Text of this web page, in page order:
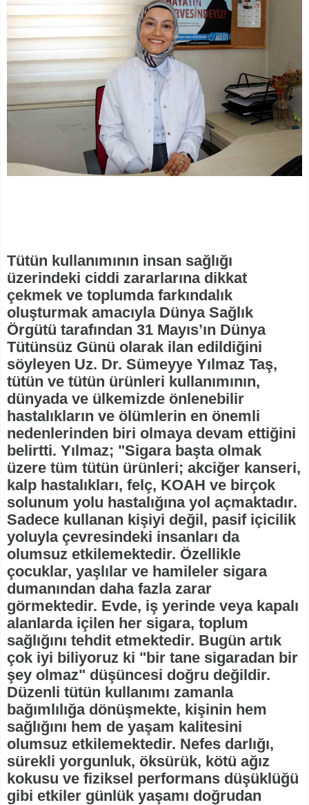
Tütün kullanımının insan sağlığı
üzerindeki ciddi zararlarına dikkat
çekmek ve toplumda farkındalık
oluşturmak amacıyla Dünya Sağlık
Örgütü tarafından 31 Mayıs’ın Dünya
Tütünsüz Günü olarak ilan edildiğini
söyleyen Uz. Dr. Sümeyye Yılmaz Taş,
tütün ve tütün ürünleri kullanımının,
dünyada ve ülkemizde önlenebilir
hastalıkların ve ölümlerin en önemli
nedenlerinden biri olmaya devam ettiğini
belirtti. Yılmaz; "Sigara başta olmak
üzere tüm tütün ürünleri; akciğer kanseri,
kalp hastalıkları, felç, KOAH ve birçok
solunum yolu hastalığına yol açmaktadır.
Sadece kullanan kişiyi değil, pasif içicilik
yoluyla çevresindeki insanları da
olumsuz etkilemektedir. Özellikle
çocuklar, yaşlılar ve hamileler sigara
dumanından daha fazla zarar
görmektedir. Evde, iş yerinde veya kapalı
alanlarda içilen her sigara, toplum
sağlığını tehdit etmektedir. Bugün artık
çok iyi biliyoruz ki "bir tane sigaradan bir
şey olmaz" düşüncesi doğru değildir.
Düzenli tütün kullanımı zamanla
bağımlılığa dönüşmekte, kişinin hem
sağlığını hem de yaşam kalitesini
olumsuz etkilemektedir. Nefes darlığı,
sürekli yorgunluk, öksürük, kötü ağız
kokusu ve fiziksel performans düşüklüğü
gibi etkiler günlük yaşamı doğrudan